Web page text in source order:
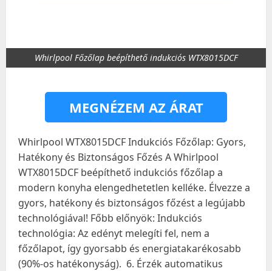
Whirlpool Főzőlap beépíthető indukciós WTX8015DCF
MEGNÉZEM AZ ÁRAT
Whirlpool WTX8015DCF Indukciós Főzőlap: Gyors,
Hatékony és Biztonságos Főzés A Whirlpool
WTX8015DCF beépíthető indukciós főzőlap a
modern konyha elengedhetetlen kelléke. Élvezze a
gyors, hatékony és biztonságos főzést a legújabb
technológiával! Főbb előnyök: Indukciós
technológia: Az edényt melegíti fel, nem a
főzőlapot, így gyorsabb és energiatakarékosabb
(90%-os hatékonyság). 6. Érzék automatikus